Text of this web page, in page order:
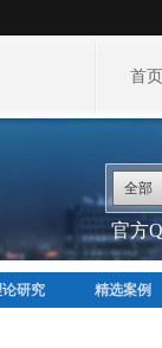
首
全部
官方
研究 精选案例